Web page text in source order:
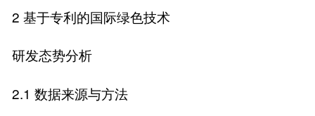
2 基于专利的国际绿色技术
研发态势分析
2.1 数据来源与方法